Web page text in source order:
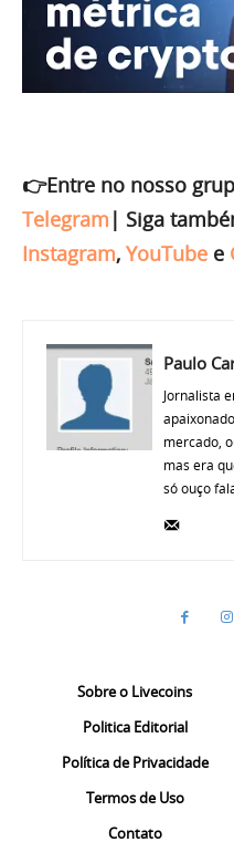
👉Entre no nosso
Telegram | Siga
Instagram, YouTube e
Paulo
Jornalista
mercado,
mas era
só ouço
Sobre o Livecoins
Politica Editorial
Política de Privacidade
Termos de Uso
Contato